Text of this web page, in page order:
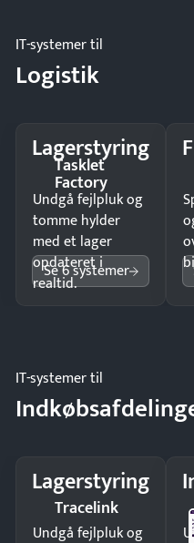
IT-systemer til
Logistik
Lagerstyring
Tasklet
Factory
Undgå fejlpluk og
tomme hylder
med et lager
opdateret i
realtid.
Se 6 systemer
IT-systemer til
Lagerstyring
Tracelink
Undgå fejlpluk og